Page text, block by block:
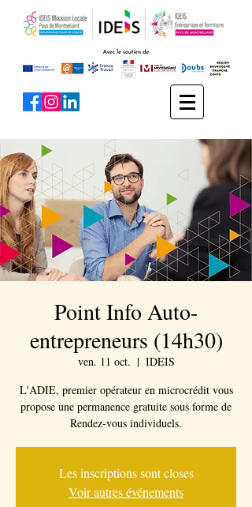
Point Info Auto-
entrepreneurs (14h30)
ven. 11 oct.
  |
IDEIS
L'ADIE, premier opérateur en microcrédit vous
propose une permanence gratuite sous forme de
Rendez-vous individuels.
Les inscriptions sont closes
Voir autres événements